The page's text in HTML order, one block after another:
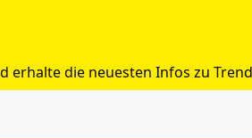
die neuesten Infos zu